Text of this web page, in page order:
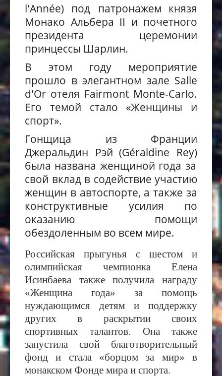
l'Année) под патронажем князя
Монако Альбера II и почетного
президента церемонии
принцессы Шарлин.
В этом году мероприятие
прошло в элегантном зале Salle
d'Or отеля Fairmont Monte-Carlo.
Его темой стало «Женщины и
спорт».
Гонщица из Франции
Джеральдин Рэй (Géraldine Rey)
была названа женщиной года за
свой вклад в содействие участию
женщин в автоспорте, а также за
конструктивные усилия по
оказанию помощи
обездоленным во всем мире.
Российская прыгунья с шестом и
олимпийская чемпионка Елена
Исинбаева такжеполучила награду
«Женщина года» за помощь
нуждающимся детям и поддержку
других в раскрытии своих
спортивных талантов. Она также
запустила свой благотворительный
фонд и стала «борцом за мир» в
монакском Фонде мира и спорта.